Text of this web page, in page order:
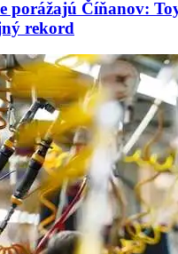
porážajú Číňanov:
rekord